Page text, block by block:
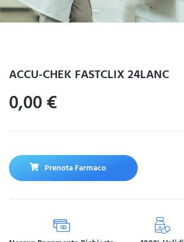
ACCU-CHEK FASTCLIX 24LANC
0,00€
Prenota Farmaco